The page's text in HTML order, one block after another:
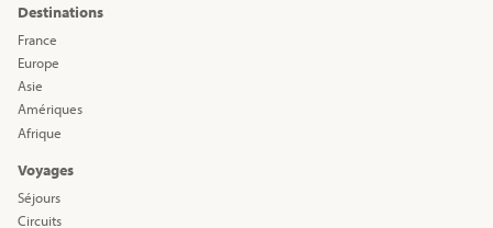
Destinations
France
Europe
Asie
Amériques
Afrique
Voyages
Séjours
Circuits